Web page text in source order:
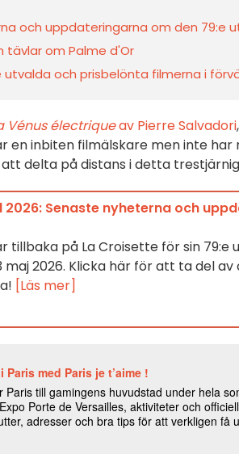
och uppdateringarna om den 79:e
tävlar om Palme d'Or
och prisbelönta filmerna i
Vénus électriqueav Pierre Salvadori
en inbiten filmälskare men inte
delta på distans i detta
2026: Senaste nyheterna och
tillbaka på La Croisette för sin 79:e
maj 2026. Klicka här för att ta del
[Läs mer]